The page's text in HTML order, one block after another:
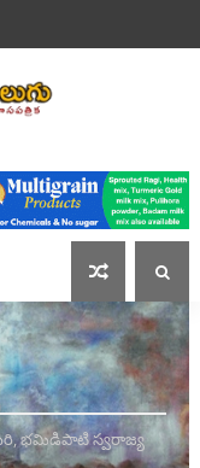
భమిడిపాటి స్వరాజ్య